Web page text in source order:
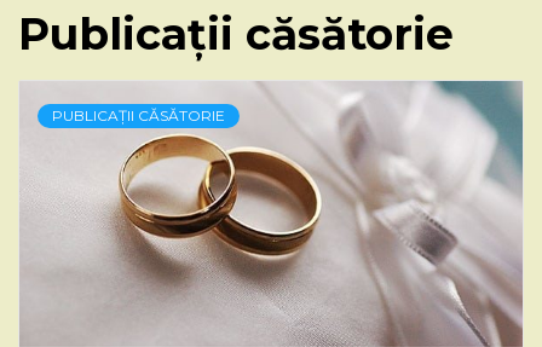
Publicații căsătorie
PUBLICAȚII CĂSĂTORIE